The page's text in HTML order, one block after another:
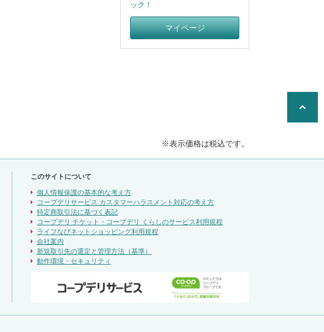
ック！
マイページ
※表示価格は税込です。
このサイトについて
個人情報保護の基本的な考え方
コープデリサービス カスタマーハラスメント対応の考え方
特定商取引法に基づく表記
コープデリ チケット・コープデリ くらしのサービス利用規程
ライフなびネットショッピング利用規程
会社案内
新規取引先の選定と管理方法（基準）
動作環境・セキュリティ